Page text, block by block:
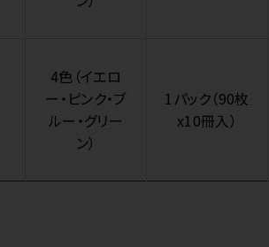
4色（イエロ
ー・ピンク・ブ
ルー・グリー
ン）
1パック（90枚
x10冊入）